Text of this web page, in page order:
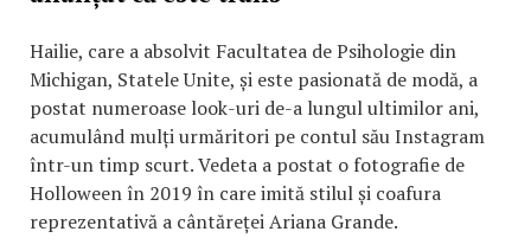
Hailie, care a absolvit Facultatea de Psihologie din
Michigan, Statele Unite, și este pasionată de modă, a
postat numeroase look-uri de-a lungul ultimilor ani,
acumulând mulți urmăritori pe contul său Instagram
într-un timp scurt. Vedeta a postat o fotografie de
Holloween în 2019 în care imită stilul și coafura
reprezentativă a cântăreței Ariana Grande.